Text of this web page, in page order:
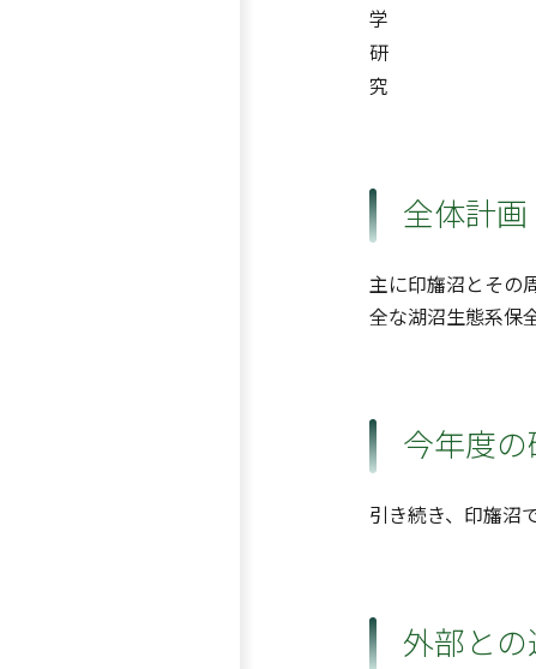
学
研
究
全体計画
主に印旛沼とその
全な湖沼生態系保
今年度
引き続き、印旛沼
外部と